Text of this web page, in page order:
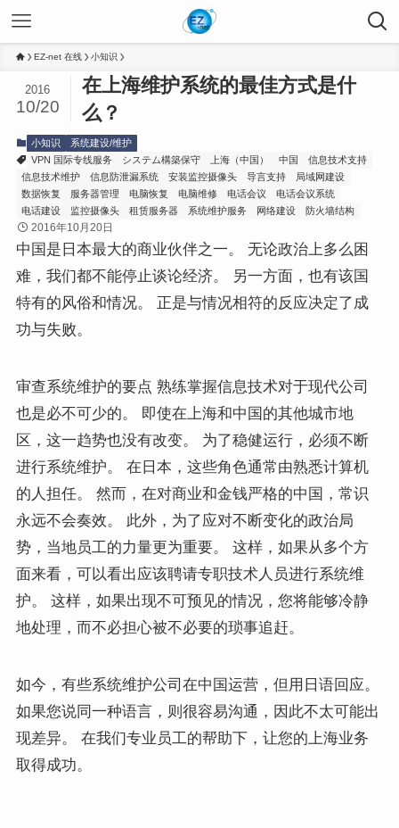
EZ-net 在线 小知识
在上海维护系统的最佳方式是什
么？
2016
10/20
小知识
系统建设/维护
VPN 国际专线服务
システム構築保守 上海（中国） 中国
信息技术支持
信息技术维护
信息防泄漏系统 安装监控摄像头 导言支持
局域网建设
数据恢复
服务器管理 电脑恢复 电脑维修 电话会议
电话会议系统
电话建设
监控摄像头 租赁服务器 系统维护服务 网络建设 防火墙结构
2016年10月20日
中国是日本最大的商业伙伴之一。 无论政治上多么困
难，我们都不能停止谈论经济。 另一方面，也有该国
特有的风俗和情况。 正是与情况相符的反应决定了成
功与失败。
审查系统维护的要点 熟练掌握信息技术对于现代公司
也是必不可少的。 即使在上海和中国的其他城市地
区，这一趋势也没有改变。 为了稳健运行，必须不断
进行系统维护。 在日本，这些角色通常由熟悉计算机
的人担任。 然而，在对商业和金钱严格的中国，常识
永远不会奏效。 此外，为了应对不断变化的政治局
势，当地员工的力量更为重要。 这样，如果从多个方
面来看，可以看出应该聘请专职技术人员进行系统维
护。 这样，如果出现不可预见的情况，您将能够冷静
地处理，而不必担心被不必要的琐事追赶。
如今，有些系统维护公司在中国运营，但用日语回应。
如果您说同一种语言，则很容易沟通，因此不太可能出
现差异。 在我们专业员工的帮助下，让您的上海业务
取得成功。